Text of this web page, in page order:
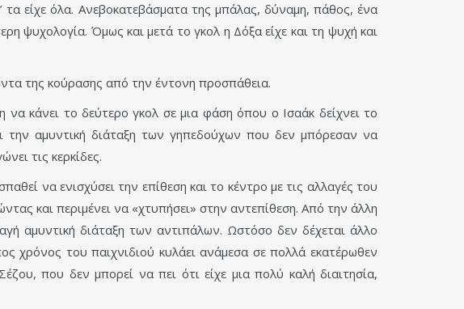
τα είχε όλα. Ανεβοκατεβάσματα της μπάλας, δύναμη, πάθος, ένα
ψυχολογία. Όμως και μετά το γκολ η Δόξα είχε και τη ψυχή και
της κούρασης από την έντονη προσπάθεια.
να κάνει το δεύτερο γκολ σε μια φάση όπου ο Ισαάκ δείχνει το
την αμυντική διάταξη των γηπεδούχων που δεν μπόρεσαν να
τις κερκίδες.
να ενισχύσει την επίθεση και το κέντρο με τις αλλαγές του
και περιμένει να «χτυπήσει» στην αντεπίθεση. Από την άλλη
αμυντική διάταξη των αντιπάλων. Ωστόσο δεν δέχεται άλλο
χρόνος του παιχνιδιού κυλάει ανάμεσα σε πολλά εκατέρωθεν
που δεν μπορεί να πει ότι είχε μια πολύ καλή διαιτησία,